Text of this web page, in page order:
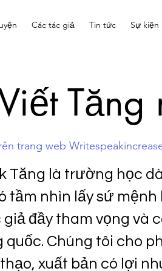
Các tác giả Tin tức Sự kiện
Tăng
trang web
Tăng là trường học
tầm nhìn lấy sứ mệnh
đầy tham vọng và
Chúng tôi cho
xuất bản có lợi